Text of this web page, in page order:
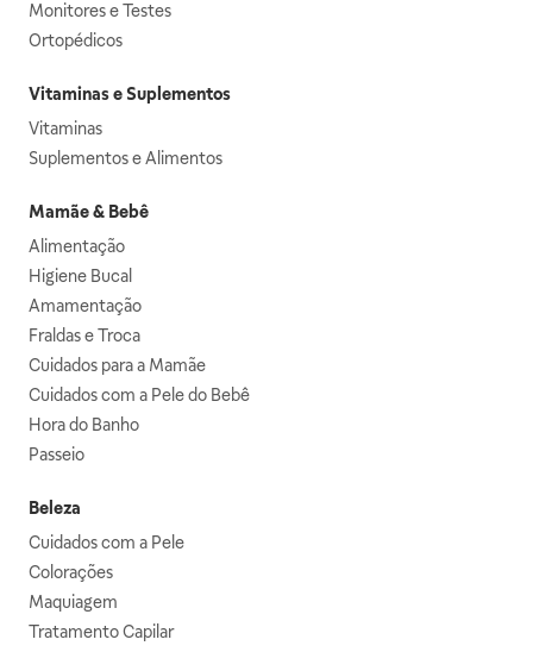
Monitores e Testes
Ortopédicos
Vitaminas e Suplementos
Vitaminas
Suplementos e Alimentos
Mamãe & Bebê
Alimentação
Higiene Bucal
Amamentação
Fraldas e Troca
Cuidados para a Mamãe
Cuidados com a Pele do Bebê
Hora do Banho
Passeio
Beleza
Cuidados com a Pele
Colorações
Maquiagem
Tratamento Capilar